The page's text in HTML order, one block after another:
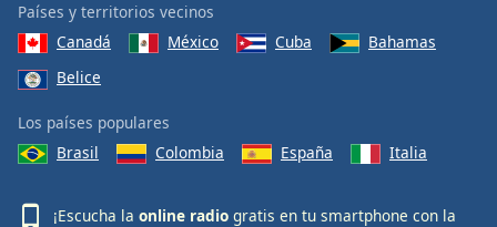
Países y territorios vecinos
Canadá
México Cuba
Bahamas
Belice
Los países populares
Brasil
Colombia España Italia
¡Escucha la online radio gratis en tu smartphone con la